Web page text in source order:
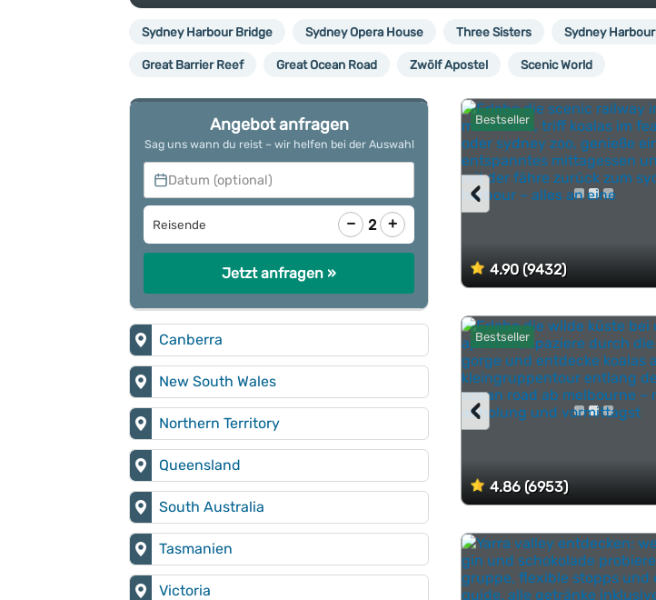
Sydney Harbour Bridge Sydney Opera House Three Sisters Sydney Harbour
Great Barrier Reef Great Ocean Road Zwölf Apostel Scenic World
Bestseller
4.90 (9432)
‹
Bestseller
4.86 (6953)
‹
Angebot anfragen
Sag uns wann du reist – wir helfen bei der Auswahl
Datum (optional)
Reisende − 2 +
Jetzt anfragen »
Canberra
New South Wales
Northern Territory
Queensland
South Australia
Tasmanien
Victoria